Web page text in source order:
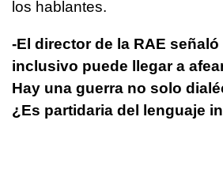
los hablantes.
-El director de la RAE señaló
inclusivo puede llegar a
Hay una guerra no solo
¿Es partidaria del lenguaje